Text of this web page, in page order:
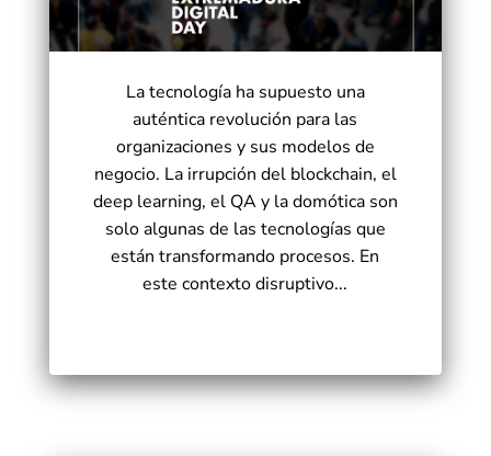
La tecnología ha supuesto una
auténtica revolución para las
organizaciones y sus modelos de
negocio. La irrupción del blockchain, el
deep learning, el QA y la domótica son
solo algunas de las tecnologías que
están transformando procesos. En
este contexto disruptivo...